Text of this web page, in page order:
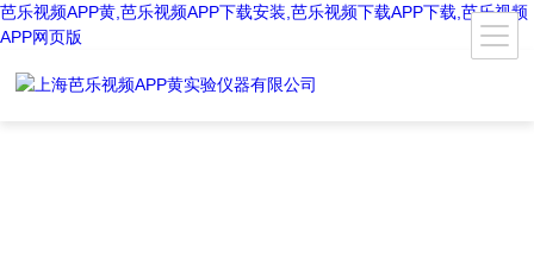
芭乐视频APP黄,芭乐视频APP下载安装,芭乐视频下载APP下载,芭乐视频
APP网页版